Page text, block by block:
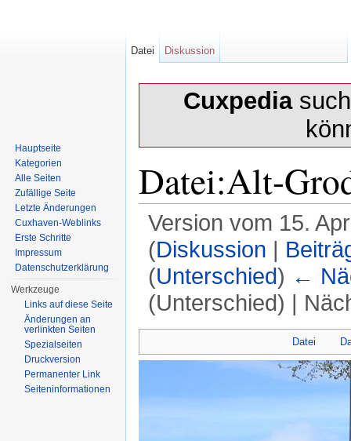
Cuxpedia
Datei:Alt-
Version vom 15.
(Diskussion |
(Unterschied) ←
(Unterschied) |
Datei
Datei Diskussion
Hauptseite
Kategorien
Alle Seiten
Zufällige Seite
Letzte Änderungen
Cuxhaven-Weblinks
Erste Schritte
Impressum
Datenschutzerklärung
Werkzeuge
Links auf diese Seite
Änderungen an
verlinkten Seiten
Spezialseiten
Druckversion
Permanenter Link
Seiten­informationen